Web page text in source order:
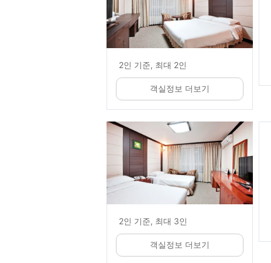
2인 기준, 최대 2인
객실정보 더보기
2인 기준, 최대 3인
객실정보 더보기